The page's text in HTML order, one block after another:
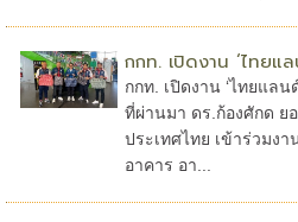
กกท. เปิดงาน ‘ไทยแล
กกท. เปิดงาน ‘ไทยแล
ที่ผ่านมา ดร.ก้องศักด ย
ประเทศไทย เข้าร่วมง
อาคาร อา...